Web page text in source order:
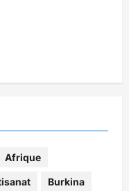
Afrique
Burkina